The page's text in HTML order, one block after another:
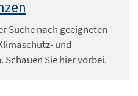
Suche nach geeigneten
und
Sie hier vorbei.